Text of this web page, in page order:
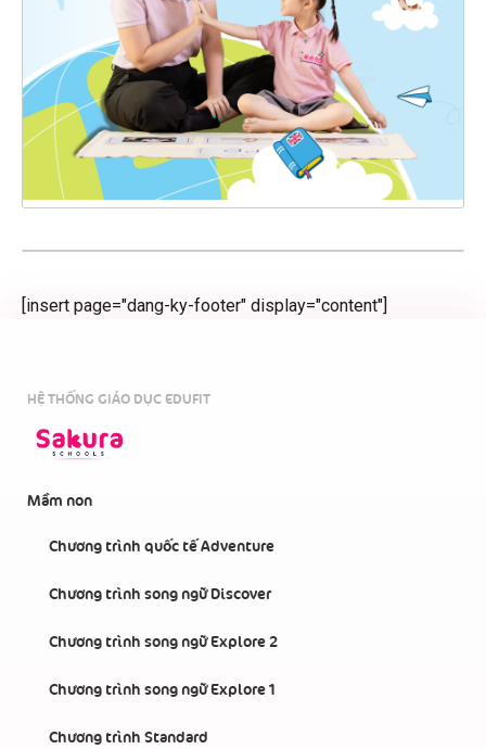
[insert page="dang-ky-footer" display="content"]
HỆ THỐNG GIÁO DỤC EDUFIT
Mầm non
Chương trình quốc tế Adventure
Chương trình song ngữ Discover
Chương trình song ngữ Explore 2
Chương trình song ngữ Explore 1
Chương trình Standard